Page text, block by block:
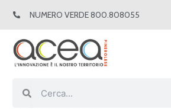
NUMERO VERDE 800.808055